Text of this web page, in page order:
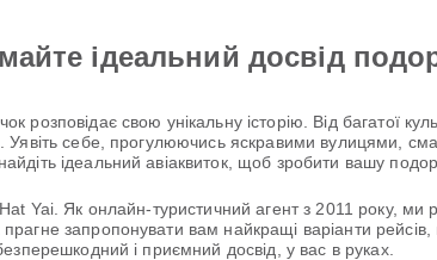
ідеальний досвід
свою унікальну історію. Від багатої
Уявіть себе, прогулюючись яскравими вулицями,
ідеальний авіаквиток, щоб зробити вашу
Yai. Як онлайн-туристичний агент з 2011 року,
запропонувати вам найкращі варіанти рейсів,
і приємний досвід, у вас в руках.